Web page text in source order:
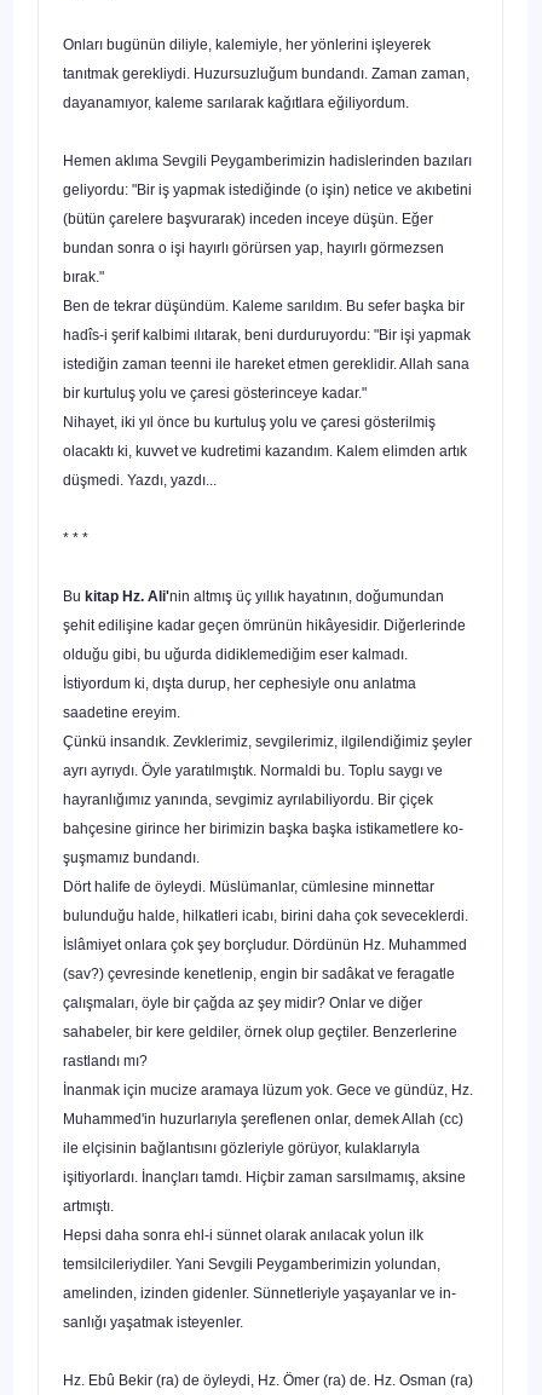
Onları bugünün diliyle, kalemiyle, her yönlerini işleyerek
tanıtmak gerekliydi. Huzursuzluğum bundandı. Zaman zaman,
dayanamıyor, kaleme sarılarak kağıtlara eğiliyordum.
Hemen aklıma Sevgili Peygamberimizin hadislerinden ba­zıları
geliyordu: "Bir iş yapmak istediğinde (o işin) netice ve akıbetini
(bütün çarelere başvurarak) inceden inceye düşün. Eğer
bundan sonra o işi hayırlı görürsen yap, hayırlı görmez­sen
bırak."
Ben de tekrar düşündüm. Kaleme sarıldım. Bu sefer baş­ka bir
hadîs-i şerif kalbimi ılıtarak, beni durduruyordu: "Bir işi yapmak
istediğin zaman teenni ile hareket etmen gereklidir. Allah sana
bir kurtuluş yolu ve çaresi gösterinceye kadar."
Nihayet, iki yıl önce bu kurtuluş yolu ve çaresi gösterilmiş
olacaktı ki, kuvvet ve kudretimi kazandım. Kalem elimden artık
düşmedi. Yazdı, yazdı...
* * *
Bu kitap Hz. Ali'nin altmış üç yıllık hayatının, doğu­mundan
şehit edilişine kadar geçen ömrünün hikâyesidir. Diğerlerinde
olduğu gibi, bu uğurda didiklemediğim eser kal­madı.
İstiyordum ki, dışta durup, her cephesiyle onu anlatma
saadetine ereyim.
Çünkü insandık. Zevklerimiz, sevgilerimiz, ilgilendiğimiz şeyler
ayrı ayrıydı. Öyle yaratılmıştık. Normaldi bu. Toplu say­gı ve
hayranlığımız yanında, sevgimiz ayrılabiliyordu. Bir çiçek
bahçesine girince her birimizin başka başka istikametlere ko­
şuşmamız bundandı.
Dört halife de öyleydi. Müslümanlar, cümlesine minnettar
bulunduğu halde, hilkatleri icabı, birini daha çok seveceklerdi.
İslâmiyet onlara çok şey borçludur. Dördünün Hz. Muhammed
(sav?) çevresinde kenetlenip, engin bir sadâkat ve feragatle
çalışmaları, öyle bir çağda az şey midir? Onlar ve di­ğer
sahabeler, bir kere geldiler, örnek olup geçtiler. Benzerlerine
rastlandı mı?
İnanmak için mucize aramaya lüzum yok. Gece ve gün­düz, Hz.
Muhammed'in huzurlarıyla şereflenen onlar, demek Allah (cc)
ile elçisinin bağlantısını gözleriyle görüyor, kulakla­rıyla
işitiyorlardı. İnançları tamdı. Hiçbir zaman sarsılmamış, aksine
artmıştı.
Hepsi daha sonra ehl-i sünnet olarak anılacak yolun ilk
temsilcileriydiler. Yani Sevgili Peygamberimizin yolundan,
amelinden, izinden gidenler. Sünnetleriyle yaşayanlar ve in­
sanlığı yaşatmak isteyenler.
Hz. Ebû Bekir (ra) de öyleydi, Hz. Ömer (ra) de. Hz. Osman (ra)